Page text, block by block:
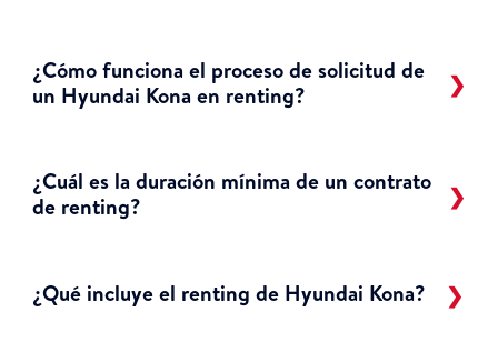
¿Cómo funciona el proceso de solicitud de
un Hyundai Kona en renting?
¿Cuál es la duración mínima de un contrato
de renting?
¿Qué incluye el renting de Hyundai Kona?